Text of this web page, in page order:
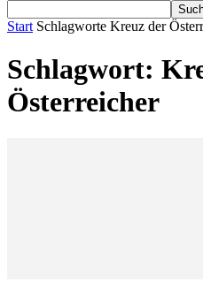
Start Schlagworte Kreuz der
Schlagwort:
Österreicher